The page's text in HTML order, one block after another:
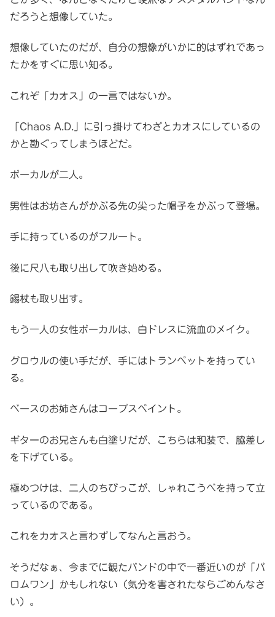
だろうと想像していた。
想像していたのだが、自分の想像がいかに的はずれであっ
たかをすぐに思い知る。
これぞ「カオス」の一言ではないか。
「Chaos A.D.」に引っ掛けてわざとカオスにしているの
かと勘ぐってしまうほどだ。
ボーカルが二人。
男性はお坊さんがかぶる先の尖った帽子をかぶって登場。
手に持っているのがフルート。
後に尺八も取り出して吹き始める。
錫杖も取り出す。
もう一人の女性ボーカルは、白ドレスに流血のメイク。
グロウルの使い手だが、手にはトランペットを持ってい
る。
ベースのお姉さんはコープスペイント。
ギターのお兄さんも白塗りだが、こちらは和装で、脇差し
を下げている。
極めつけは、二人のちびっこが、しゃれこうべを持って立
っているのである。
これをカオスと言わずしてなんと言おう。
そうだなぁ、今までに観たバンドの中で一番近いのが「バ
ロムワン」かもしれない（気分を害されたならごめんなさ
い）。